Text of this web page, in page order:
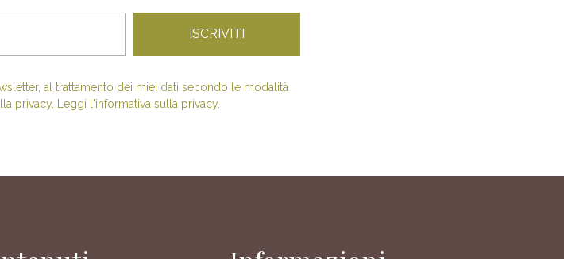
al trattamento dei miei dati secondo le modalità
privacy. Leggi l'informativa sulla privacy.